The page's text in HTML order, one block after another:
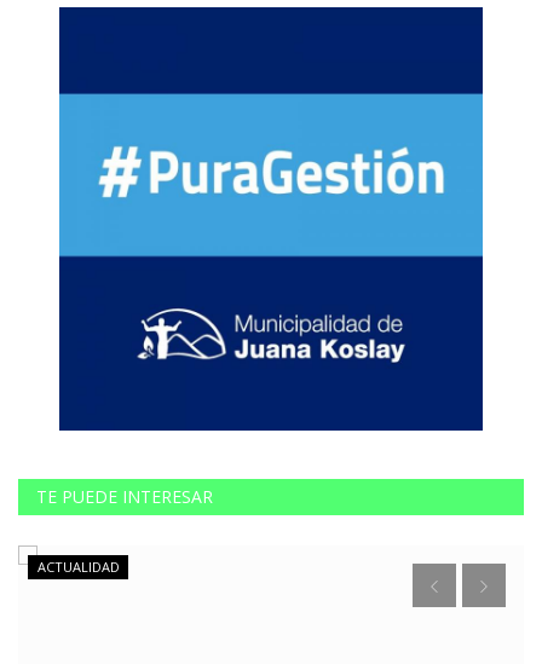
TE PUEDE INTERESAR
ACTUALIDAD